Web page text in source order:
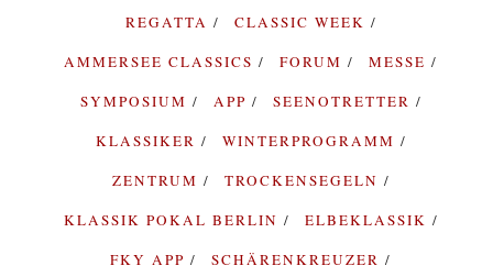
REGATTA
CLASSIC WEEK
AMMERSEE CLASSICS
FORUM
MESSE
SYMPOSIUM
APP
SEENOTRETTER
KLASSIKER
WINTERPROGRAMM
ZENTRUM
TROCKENSEGELN
KLASSIK POKAL BERLIN
ELBEKLASSIK
FKY APP
SCHÄRENKREUZER